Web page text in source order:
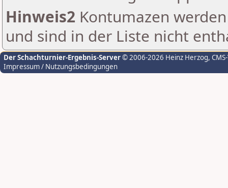
Hinweis2 Kontumazen
und sind in der Liste nicht
Der Schachturnier-Ergebnis-Server© 2006-2026 Heinz Herzog,
Impressum / Nutzungsbedingungen